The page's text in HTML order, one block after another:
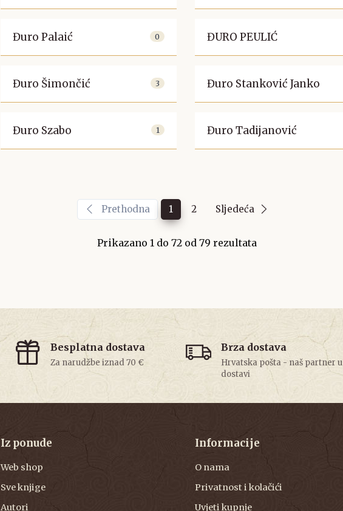
Đuro Palaić 0 ĐURO PEULIĆ
Đuro Šimončić 3 Đuro Stanković Janko
Đuro Szabo 1 Đuro Tadijanović
Prethodna 1 2 Sljedeća
Prikazano 1do 72od 79 rezultata
Besplatna dostava
Za narudžbe iznad 70 €
Brza dostava
Hrvatska pošta - naš partner u
dostavi
Iz ponude
Web shop
Sve knjige
Autori
Informacije
O nama
Privatnost i kolačići
Uvjeti kupnje